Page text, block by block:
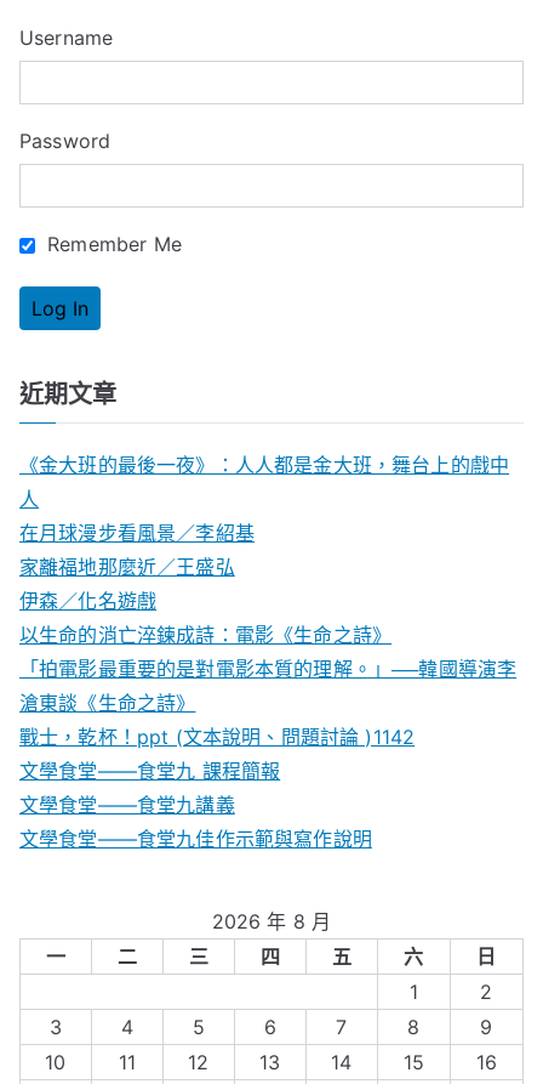
h
r
Username
Password
Remember Me
近期文章
《金大班的最後一夜》：人人都是金大班，舞台上的戲中
人
在月球漫步看風景／李紹基
家離福地那麼近／王盛弘
伊森／化名遊戲
以生命的消亡淬鍊成詩：電影《生命之詩》
「拍電影最重要的是對電影本質的理解。」──韓國導演李
滄東談《生命之詩》
戰士，乾杯！ppt (文本說明、問題討論 )1142
文學食堂——食堂九 課程簡報
文學食堂――食堂九講義
文學食堂——食堂九佳作示範與寫作說明
2026 年 8 月
一
二 三 四 五 六
日
1
2
3
4 5 6 7 8
9
10
11 12 13 14 15
16